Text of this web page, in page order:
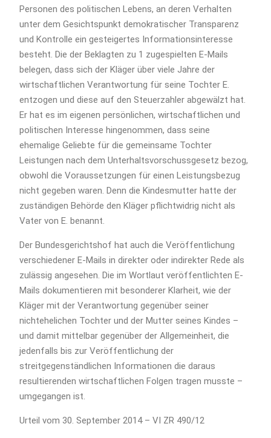
Personen des politischen Lebens, an deren Verhalten
unter dem Gesichtspunkt demokratischer Transparenz
und Kontrolle ein gesteigertes Informationsinteresse
besteht. Die der Beklagten zu 1 zugespielten E-Mails
belegen, dass sich der Kläger über viele Jahre der
wirtschaftlichen Verantwortung für seine Tochter E.
entzogen und diese auf den Steuerzahler abgewälzt hat.
Er hat es im eigenen persönlichen, wirtschaftlichen und
politischen Interesse hingenommen, dass seine
ehemalige Geliebte für die gemeinsame Tochter
Leistungen nach dem Unterhaltsvorschussgesetz bezog,
obwohl die Voraussetzungen für einen Leistungsbezug
nicht gegeben waren. Denn die Kindesmutter hatte der
zuständigen Behörde den Kläger pflichtwidrig nicht als
Vater von E. benannt.
Der Bundesgerichtshof hat auch die Veröffentlichung
verschiedener E-Mails in direkter oder indirekter Rede als
zulässig angesehen. Die im Wortlaut veröffentlichten E-
Mails dokumentieren mit besonderer Klarheit, wie der
Kläger mit der Verantwortung gegenüber seiner
nichtehelichen Tochter und der Mutter seines Kindes –
und damit mittelbar gegenüber der Allgemeinheit, die
jedenfalls bis zur Veröffentlichung der
streitgegenständlichen Informationen die daraus
resultierenden wirtschaftlichen Folgen tragen musste –
umgegangen ist.
Urteil vom 30. September 2014 – VI ZR 490/12